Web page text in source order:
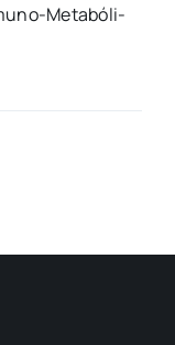
Meta­­bó­­li­­